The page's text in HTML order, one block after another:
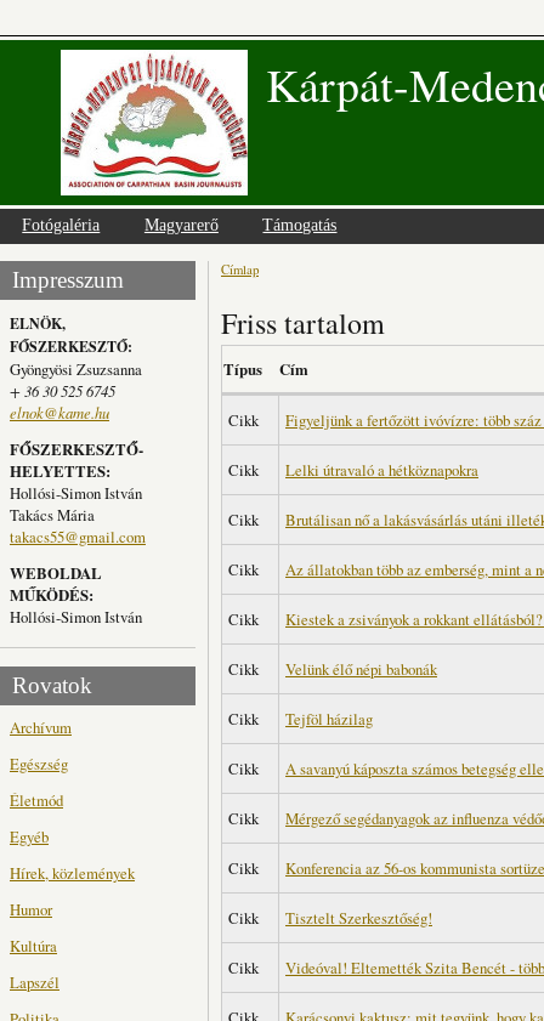
Kárpát-
Fotógaléria Magyarerő Támogatás
Impresszum
ELNÖK,
FŐSZERKESZTŐ:
Gyöngyösi Zsuzsanna
+ 36 30 525 6745
elnok@kame.hu
FŐSZERKESZTŐ-
HELYETTES:
Hollósi-Simon István
Takács Mária
takacs55@gmail.com
WEBOLDAL
MŰKÖDÉS:
Hollósi-Simon István
Rovatok
Archívum
Egészség
Életmód
Egyéb
Hírek, közlemények
Humor
Kultúra
Lapszél
Jelenlegi hely
Címlap
Friss tartalom
Típus Cím
Cikk Figyeljünk a fertőzött ivóvízre: több
Cikk Lelki útravaló a hétköznapokra
Cikk Brutálisan nő a lakásvásárlás utáni
Cikk Az állatokban több az emberség, mint a
Cikk Kiestek a zsiványok a rokkant
Cikk Velünk élő népi babonák
Cikk Tejföl házilag
Cikk A savanyú káposzta számos betegség
Cikk Mérgező segédanyagok az influenza
Cikk Konferencia az 56-os kommunista
Cikk Tisztelt Szerkesztőség!
Cikk Videóval! Eltemették Szita Bencét -